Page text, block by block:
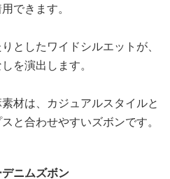
できます。
としたワイドシルエットが、
を演出します。
材は、カジュアルスタイルと
と合わせやすいズボンです。
ニムズボン